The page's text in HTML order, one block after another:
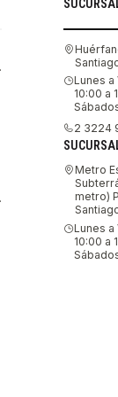
Lunes a
10:00 a
2 3224
Metro
metro)
Lunes a
10:00 a